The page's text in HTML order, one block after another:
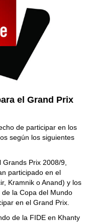
el Grand Prix
de participar en los
según los siguientes
Prix 2008/9,
participado en el
Kramnik o Anand) y los
la Copa del Mundo
en el Grand Prix.
de la FIDE en Khanty